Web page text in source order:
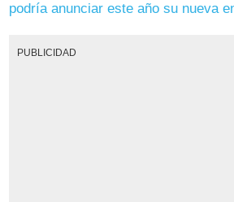
podría anunciar este año su nueva
PUBLICIDAD